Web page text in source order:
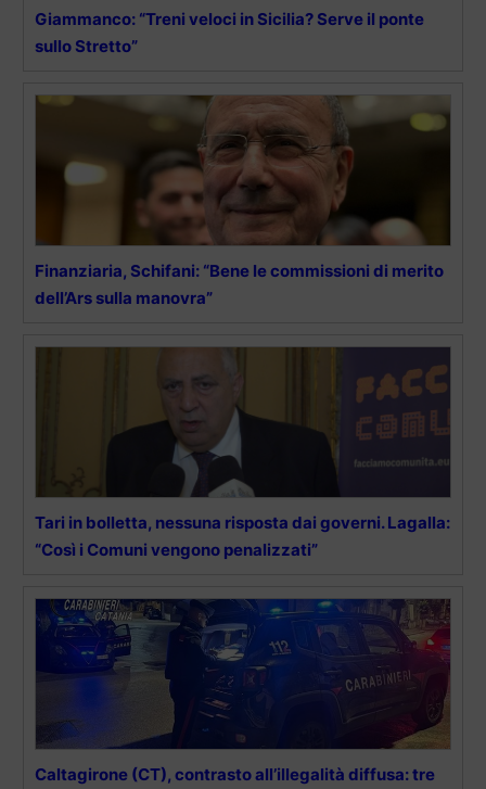
Giammanco: “Treni veloci in Sicilia? Serve il ponte
sullo Stretto”
Finanziaria, Schifani: “Bene le commissioni di merito
dell’Ars sulla manovra”
Tari in bolletta, nessuna risposta dai governi. Lagalla:
“Così i Comuni vengono penalizzati”
Caltagirone (CT), contrasto all’illegalità diffusa: tre